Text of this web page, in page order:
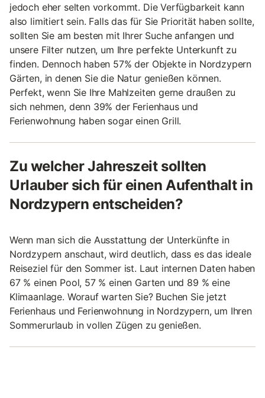
jedoch eher selten vorkommt. Die Verfügbarkeit kann
also limitiert sein. Falls das für Sie Priorität haben sollte,
sollten Sie am besten mit Ihrer Suche anfangen und
unsere Filter nutzen, um Ihre perfekte Unterkunft zu
finden. Dennoch haben 57% der Objekte in Nordzypern
Gärten, in denen Sie die Natur genießen können.
Perfekt, wenn Sie Ihre Mahlzeiten gerne draußen zu
sich nehmen, denn 39% der Ferienhaus und
Ferienwohnung haben sogar einen Grill.
Zu welcher Jahreszeit sollten
Urlauber sich für einen Aufenthalt in
Nordzypern entscheiden?
Wenn man sich die Ausstattung der Unterkünfte in
Nordzypern anschaut, wird deutlich, dass es das ideale
Reiseziel für den Sommer ist. Laut internen Daten haben
67 % einen Pool, 57 % einen Garten und 89 % eine
Klimaanlage. Worauf warten Sie? Buchen Sie jetzt
Ferienhaus und Ferienwohnung in Nordzypern, um Ihren
Sommerurlaub in vollen Zügen zu genießen.